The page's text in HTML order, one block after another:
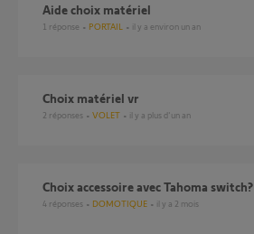
Aide choix matériel
1 réponse PORTAIL il y a environ un an
Choix matériel vr
2 réponses VOLET il y a plus d'un an
Choix accessoire avec Tahoma switch?
4 réponses DOMOTIQUE il y a 2 mois